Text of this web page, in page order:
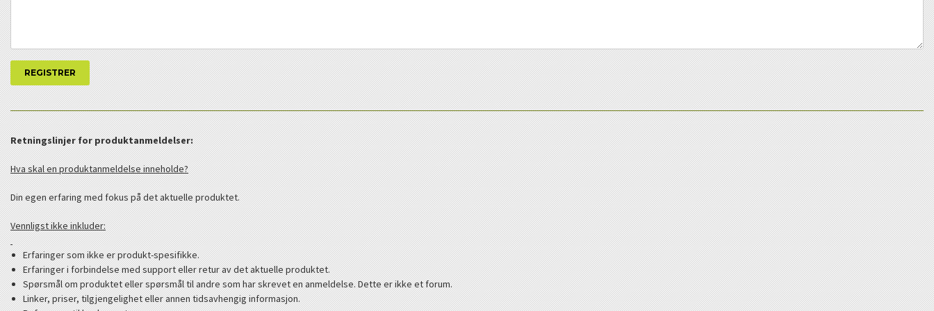
Retningslinjer for produktanmeldelser:
Hva skal en produktanmeldelse inneholde?
Din egen erfaring med fokus på det aktuelle produktet.
Vennligst ikke inkluder:
Erfaringer som ikke er produkt-spesifikke.
Erfaringer i forbindelse med support eller retur av det aktuelle produktet.
Spørsmål om produktet eller spørsmål til andre som har skrevet en anmeldelse. Dette er ikke et forum.
Linker, priser, tilgjengelighet eller annen tidsavhengig informasjon.